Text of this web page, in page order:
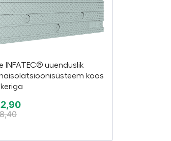
INFATEC® uuenduslik
koos